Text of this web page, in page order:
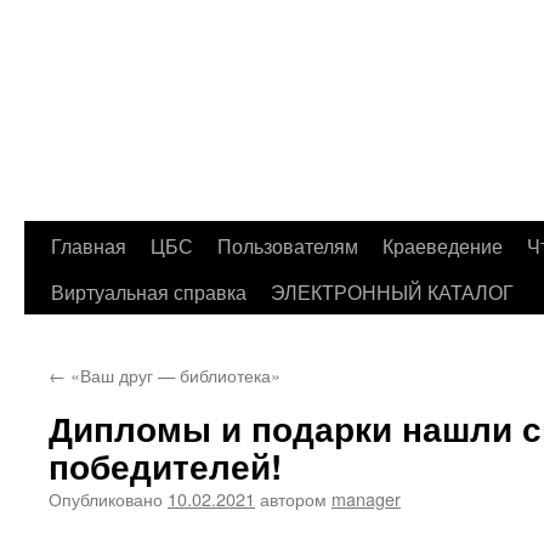
Перейти
Главная ЦБС Пользователям Краеведение
Виртуальная справка
ЭЛЕКТРОННЫЙ КАТАЛОГ
← «Ваш друг — библиотека»
Дипломы и подарки нашли
победителей!
Опубликовано 10.02.2021 автором manager